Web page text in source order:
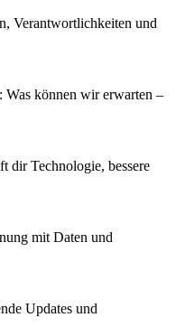
Verantwortlichkeiten und
können wir erwarten –
dir Technologie, bessere
mit Daten und
Updates und